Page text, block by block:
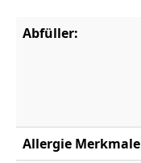
Abfüller:
Allergie Merkmale